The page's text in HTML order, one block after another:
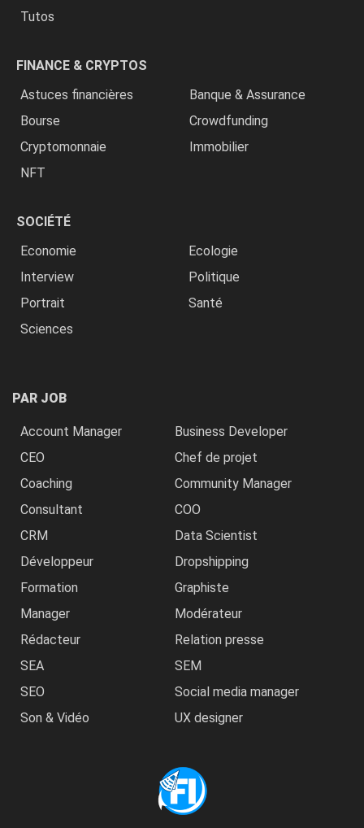
Tutos
FINANCE & CRYPTOS
Astuces financières
Banque & Assurance
Bourse
Crowdfunding
Cryptomonnaie
Immobilier
NFT
SOCIÉTÉ
Economie
Ecologie
Interview
Politique
Portrait
Santé
Sciences
PAR JOB
Account Manager
Business Developer
CEO
Chef de projet
Coaching
Community Manager
Consultant
COO
CRM
Data Scientist
Développeur
Dropshipping
Formation
Graphiste
Manager
Modérateur
Rédacteur
Relation presse
SEA
SEM
SEO
Social media manager
Son & Vidéo
UX designer